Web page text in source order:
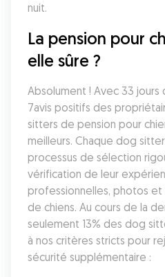
nuit.
La pension pour
elle sûre ?
Absolument ! Avec 33
7avis positifs des
sitters de pension pour
meilleurs. Chaque dog
processus de sélection
vérification de leur
professionnelles, photos
de chiens. Au cours de la
seulement 13% des dog
à nos critères stricts pour
sécurité supplémentaire :